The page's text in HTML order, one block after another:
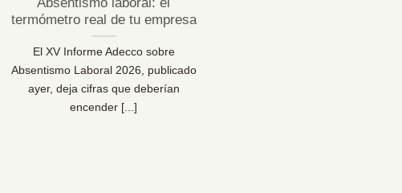
termómetro real de tu empresa
El XV Informe Adecco sobre
Absentismo Laboral 2026, publicado
ayer, deja cifras que deberían
encender [...]